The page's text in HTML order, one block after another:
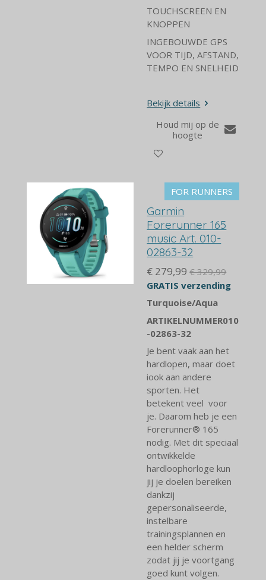
TOUCHSCREEN EN
KNOPPEN
INGEBOUWDE GPS
VOOR TIJD, AFSTAND,
TEMPO EN SNELHEID
Bekijk details
Houd mij op de
hoogte
FOR RUNNERS
Garmin
Forerunner 165
music Art. 010-
02863-32
€ 279,99 € 329,99
GRATIS verzending
Turquoise/Aqua
ARTIKELNUMMER010
-02863-32
Je bent vaak aan het
hardlopen, maar doet
iook aan andere
sporten. Het
betekent veel voor
je. Daarom heb je een
Forerunner® 165
nodig. Met dit speciaal
ontwikkelde
hardloophorloge kun
jij je doelen bereiken
dankzij
gepersonaliseerde,
instelbare
trainingsplannen en
een helder scherm
zodat jij je voortgang
goed kunt volgen.